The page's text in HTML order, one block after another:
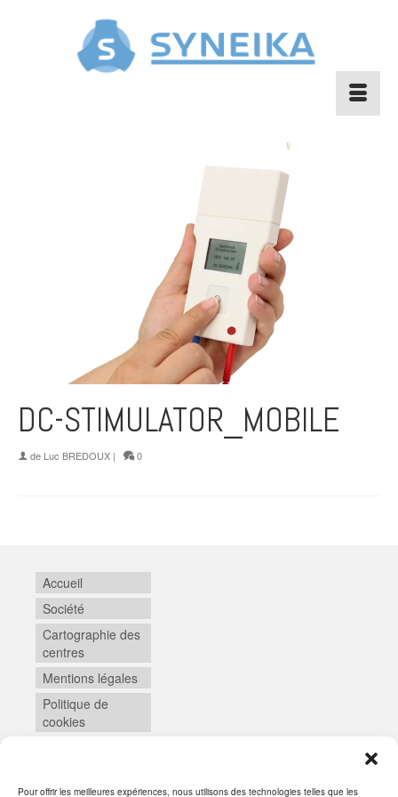
Pour offrir les meilleures expériences, nous utilisons des technologies telles que les
DC-STIMULATOR_MOBILE
de Luc BREDOUX | 0
Accueil
Société
Cartographie des
centres
Mentions légales
Politique de
cookies